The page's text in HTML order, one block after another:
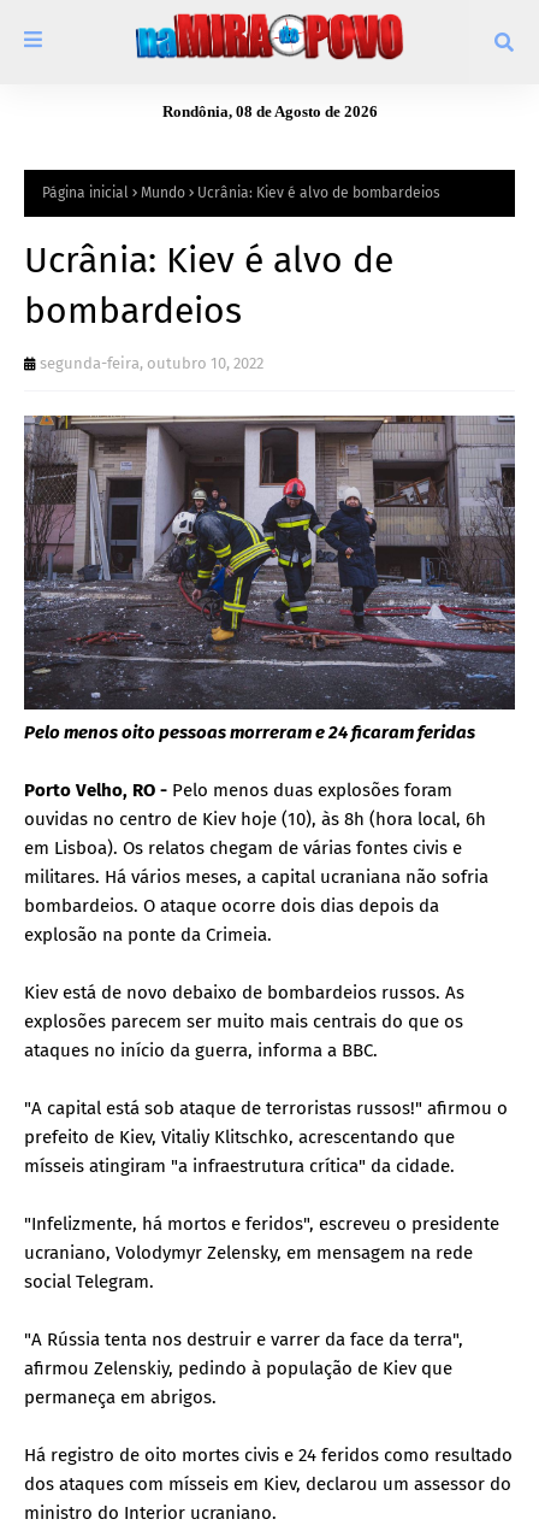
Rondônia, 08 de Agosto de 2026
Página inicial Mundo Ucrânia: Kiev é alvo de bombardeios
Ucrânia: Kiev é alvo de
bombardeios
segunda-feira, outubro 10, 2022
Pelo menos oito pessoas morreram e 24 ficaram feridas
Porto Velho, RO - Pelo menos duas explosões foram
ouvidas no centro de Kiev hoje (10), às 8h (hora local, 6h
em Lisboa). Os relatos chegam de várias fontes civis e
militares. Há vários meses, a capital ucraniana não sofria
bombardeios. O ataque ocorre dois dias depois da
explosão na ponte da Crimeia.
Kiev está de novo debaixo de bombardeios russos. As
explosões parecem ser muito mais centrais do que os
ataques no início da guerra, informa a BBC.
"A capital está sob ataque de terroristas russos!" afirmou o
prefeito de Kiev, Vitaliy Klitschko, acrescentando que
mísseis atingiram "a infraestrutura crítica" da cidade.
"Infelizmente, há mortos e feridos", escreveu o presidente
ucraniano, Volodymyr Zelensky, em mensagem na rede
social Telegram.
"A Rússia tenta nos destruir e varrer da face da terra",
afirmou Zelenskiy, pedindo à população de Kiev que
permaneça em abrigos.
Há registro de oito mortes civis e 24 feridos como resultado
dos ataques com mísseis em Kiev, declarou um assessor do
ministro do Interior ucraniano.